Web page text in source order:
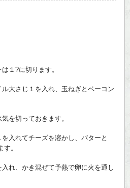
１?に切ります。
大さじ１を入れ、玉ねぎとベーコン
を切っておきます。
入れてチーズを溶かし、バターと
。
れ、かき混ぜて予熱で卵に火を通し